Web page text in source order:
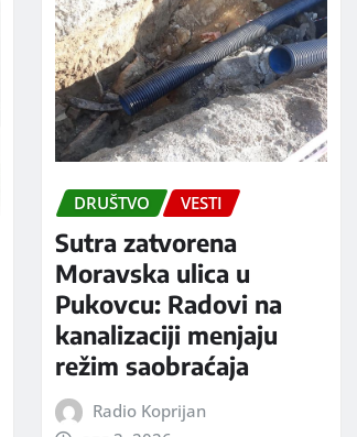
DRUŠTVO VESTI
Sutra zatvorena
Moravska ulica u
Pukovcu: Radovi na
kanalizaciji menjaju
režim saobraćaja
Radio Koprijan